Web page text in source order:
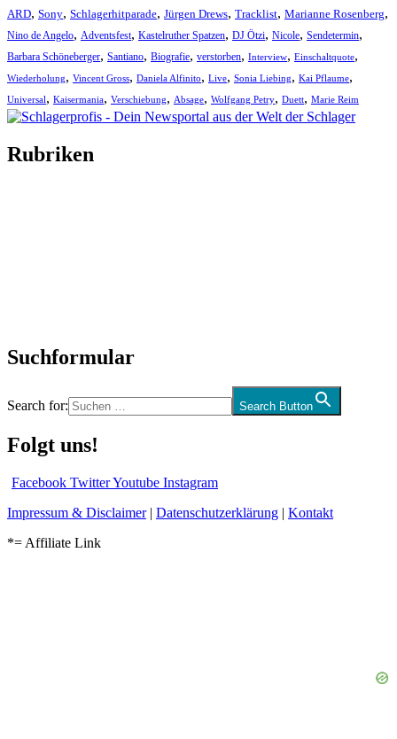
ARD, Sony, Schlagerhitparade, Jürgen Drews, Tracklist, Marianne Rosenberg,
Nino de Angelo, Adventsfest, Kastelruther Spatzen, DJ Ötzi, Nicole, Sendetermin,
Barbara Schöneberger, Santiano, Biografie, verstorben, Interview, Einschaltquote,
Wiederholung, Vincent Gross, Daniela Alfinito, Live, Sonia Liebing, Kai Pflaume,
Universal, Kaisermania, Verschiebung, Absage, Wolfgang Petry, Duett, Marie Reim
Rubriken
Suchformular
Search for: Search Button
Folgt uns!
Facebook TwitterYoutube Instagram
Impressum & Disclaimer| Datenschutzerklärung | Kontakt
*= Affiliate Link